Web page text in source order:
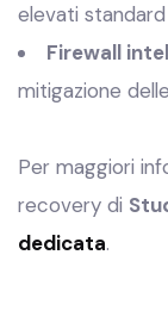
elevati
Firewall
mitigazione
Per maggiori
recovery di
dedicata.